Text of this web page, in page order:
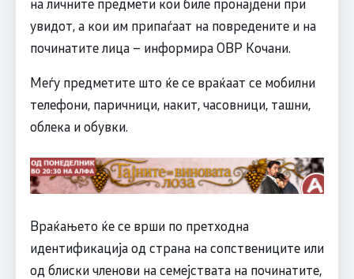
увидот, а кои им припаѓаат на повредените и на
починатите лица – информира ОВР Кочани.
Меѓу предметите што ќе се враќаат се мобилни
телефони, паричници, накит, часовници, ташни,
облека и обувки.
Враќањето ќе се врши по претходна
идентификација од страна на сопствениците или
од блиски членови на семејствата на починатите,